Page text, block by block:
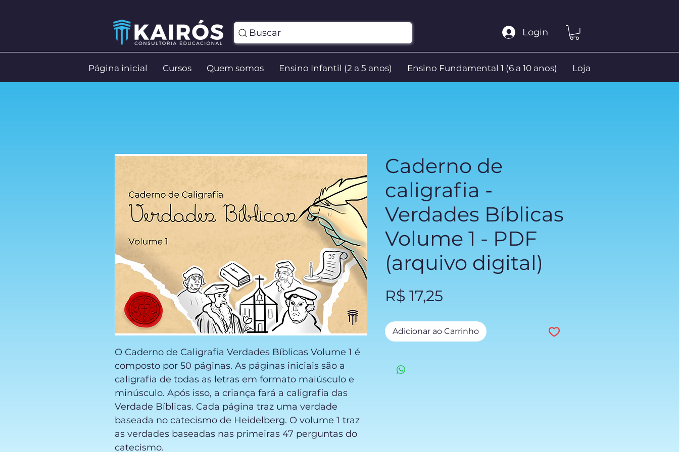
Buscar Login
Página inicial Cursos Quem somos Ensino Infantil (2 a 5 anos) Ensino Fundamental 1 (6 a 10 anos) Loja
O Caderno de Caligrafia Verdades Bíblicas Volume 1 é
composto por 50 páginas. As páginas iniciais são a
caligrafia de todas as letras em formato maiúsculo e
minúsculo. Após isso, a criança fará a caligrafia das
Verdade Bíblicas. Cada página traz uma verdade
baseada no catecismo de Heidelberg. O volume 1 traz
as verdades baseadas nas primeiras 47 perguntas do
catecismo.
Caderno de
caligrafia -
Verdades Bíblicas
Volume 1 - PDF
(arquivo digital)
R$ 17,25
Adicionar ao Carrinho